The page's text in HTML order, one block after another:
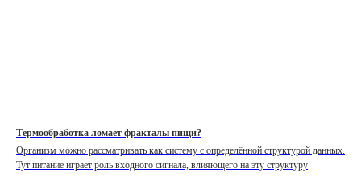
Термообработка ломает фракталы пищи?
Организм можно рассматривать как систему с определённой структурой данных.
Тут питание играет роль входного сигнала, влияющего на эту структуру